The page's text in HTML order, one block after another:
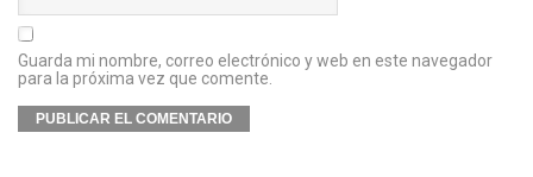
Guarda mi nombre, correo electrónico y web en este navegador
para la próxima vez que comente.